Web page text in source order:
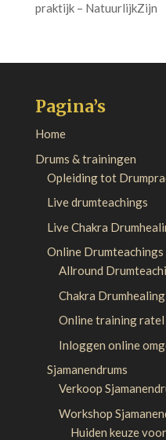
praktijk – NatuurlijkZijn
Pagina’s
Home
Drums & trainingen
Opleiding tot
Live drumteachings
Live Chakra
Online Drumteachings
Allround
Chakra Drumhealing
Online training
Inloggen online
Sjamanendrums
Verkoop
Workshop
Huiden keuze